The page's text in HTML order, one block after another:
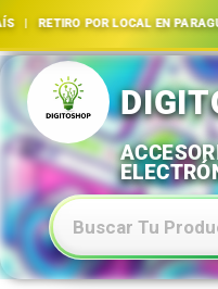
RETIRO POR LOCAL EN
Ir
al
contenido